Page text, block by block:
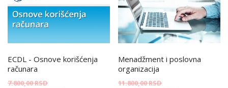
ECDL - Osnove korišćenja
računara
7.800,00RSD
Menadžment i poslovna
organizacija
11.800,00RSD